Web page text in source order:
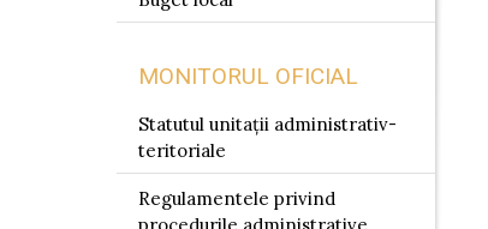
MONITORUL OFICIAL
Statutul unitații administrativ-
teritoriale
Regulamentele privind